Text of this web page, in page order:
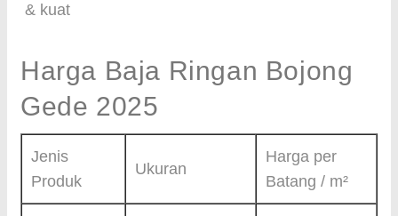
& kuat
Harga Baja Ringan Bojong
Gede 2025
Jenis
Produk
Ukuran
Harga per
Batang / m²